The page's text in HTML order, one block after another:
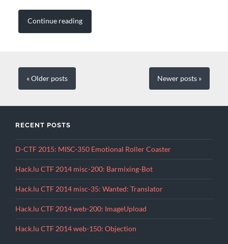
Continue reading
« Olderposts Newer posts »
RECENT POSTS
D-CTF 2015: MISC-350 Emotional Roller Coaster
Hack.lu CTF 2014 misc-200: Barmixing-Bot
Hack.lu CTF 2014 misc-35: Wanted: Translator
Hack.lu CTF 2014 web-200: ImageUpload
Hack.lu CTF 2014 web-150: Objection